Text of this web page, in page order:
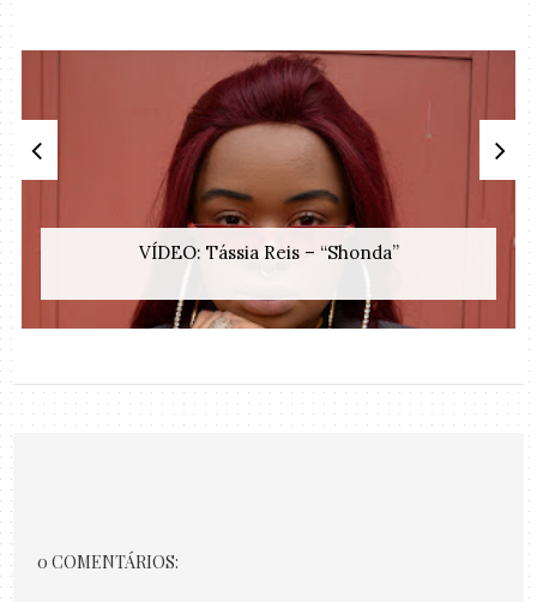
VÍDEO: Tássia Reis – “Shonda”
0 COMENTÁRIOS: